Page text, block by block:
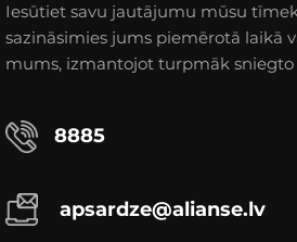
Iesūtiet savu jautājumu mūsu
sazināsimies jums piemērotā laikā
mums, izmantojot turpmāk
8885
apsardze@alianse.lv